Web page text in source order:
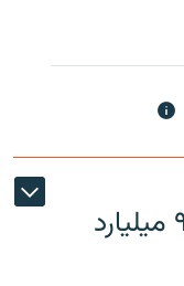
بانک مرکزی ایران گم شدن ۹ میلیارد